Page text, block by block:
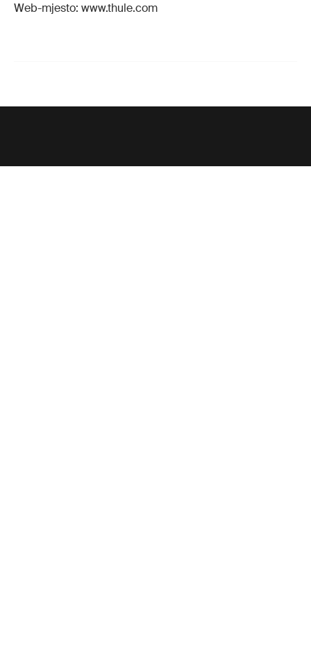
Web-mjesto: www.thule.com